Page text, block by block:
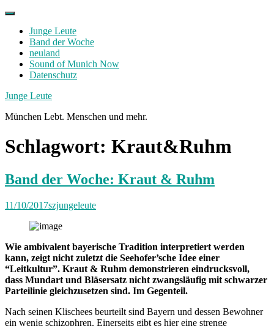
Skip
contentJunge Leute
Band der Woche
neuland
Sound of Munich Now
Datenschutz
Facebook
Twitter
Instagram
Junge Leute
München Lebt. Menschen und mehr.
Schlagwort: Kraut&Ruhm
Band der Woche: Kraut & Ruhm
11/10/2017szjungeleute
Wie ambivalent bayerische Tradition interpretiert werden
kann, zeigt nicht zuletzt die Seehofer’sche Idee einer
“Leitkultur”. Kraut & Ruhm demonstrieren eindrucksvoll,
dass Mundart und Bläsersatz nicht zwangsläufig mit schwarzer
Parteilinie gleichzusetzen sind. Im Gegenteil.
Nach seinen Klischees beurteilt sind Bayern und dessen Bewohner
ein wenig schizophren. Einerseits gibt es hier eine strenge